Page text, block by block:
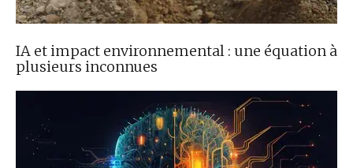
IA et impact environnemental : une équation à
plusieurs inconnues